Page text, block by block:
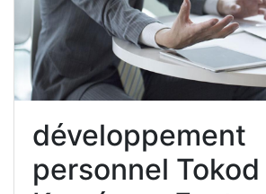
développement
personnel Tokod